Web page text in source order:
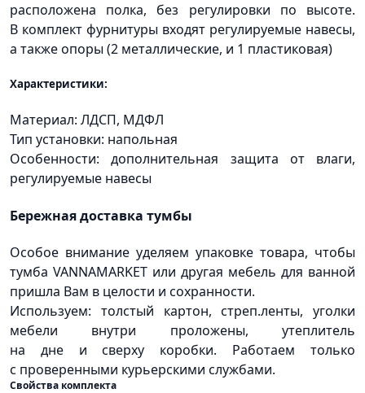
расположена полка, без регулировки по высоте.
В комплект фурнитуры входят регулируемые навесы,
а также опоры (2 металлические, и 1 пластиковая)
Характеристики:
Материал: ЛДСП, МДФЛ
Тип установки: напольная
Особенности: дополнительная защита от влаги,
регулируемые навесы
Бережная доставка тумбы
Особое внимание уделяем упаковке товара, чтобы
тумба VANNAMARKET или другая мебель для ванной
пришла Вам в целости и сохранности.
Используем: толстый картон, стреп.ленты, уголки
мебели внутри проложены, утеплитель
на дне и сверху коробки. Работаем только
с проверенными курьерскими службами.
Свойства комплекта